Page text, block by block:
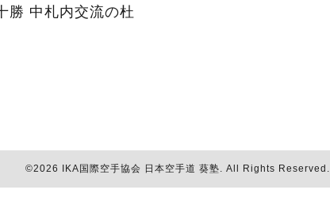
勝 中札内交流の杜
©2026 IKA国際空手協会 日本空手道 葵塾. All Rights Reserved.